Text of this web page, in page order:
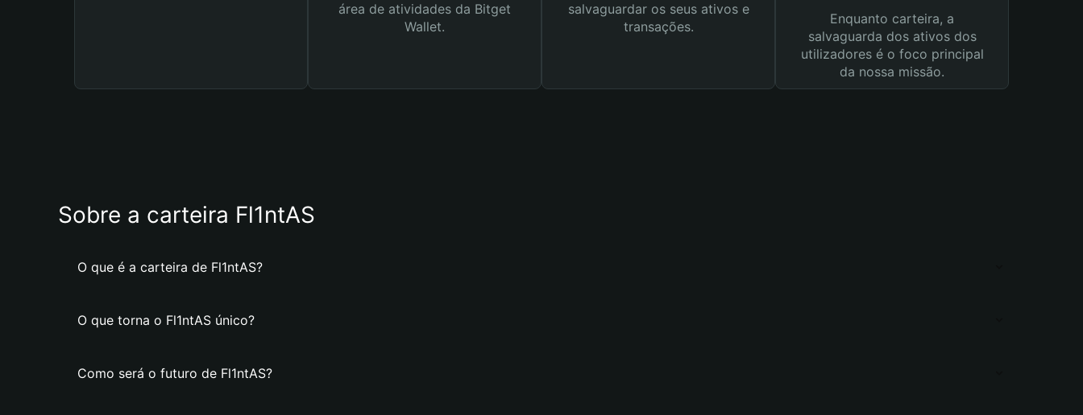
área de atividades da Bitget
Wallet.
salvaguardar os seus ativos e
transações.
Enquanto carteira, a
salvaguarda dos ativos dos
utilizadores é o foco principal
da nossa missão.
Sobre a carteira Fl1ntAS
O que é a carteira de Fl1ntAS?
O que torna o Fl1ntAS único?
Como será o futuro de Fl1ntAS?